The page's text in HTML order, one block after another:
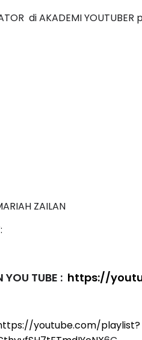
di AKADEMI YOUTUBER
ZAILAN
TUBE : https://
youtube.com/playlist?
TIMBALAN KETUA PENGARAH